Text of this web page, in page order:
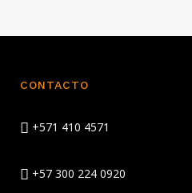
CONTACTO
+571 410 4571
+57 300 224 0920